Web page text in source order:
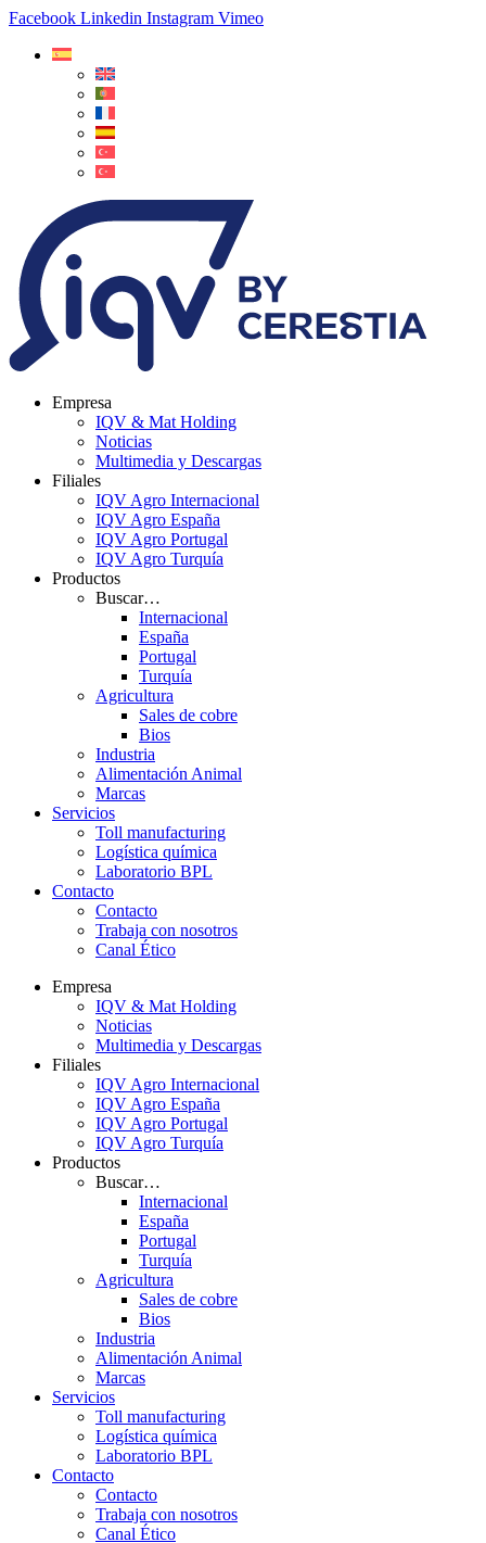
Facebook Linkedin Instagram Vimeo
Empresa
IQV & Mat Holding
Noticias
Multimedia y Descargas
Filiales
IQV Agro Internacional
IQV Agro España
IQV Agro Portugal
IQV Agro Turquía
Productos
Buscar…
Internacional
España
Portugal
Turquía
Agricultura
Sales de cobre
Bios
Industria
Alimentación Animal
Marcas
Servicios
Toll manufacturing
Logística química
Laboratorio BPL
Contacto
Contacto
Trabaja con nosotros
Canal Ético
Empresa
IQV & Mat Holding
Noticias
Multimedia y Descargas
Filiales
IQV Agro Internacional
IQV Agro España
IQV Agro Portugal
IQV Agro Turquía
Productos
Buscar…
Internacional
España
Portugal
Turquía
Agricultura
Sales de cobre
Bios
Industria
Alimentación Animal
Marcas
Servicios
Toll manufacturing
Logística química
Laboratorio BPL
Contacto
Contacto
Trabaja con nosotros
Canal Ético